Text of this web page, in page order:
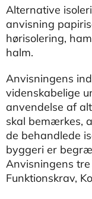
Alternative
anvisning
hørisolering,
halm.
Anvisningens
videnskabelige
anvendelse af
skal bemærkes,
de behandlede
byggeri er
Anvisningens
Funktionskrav,